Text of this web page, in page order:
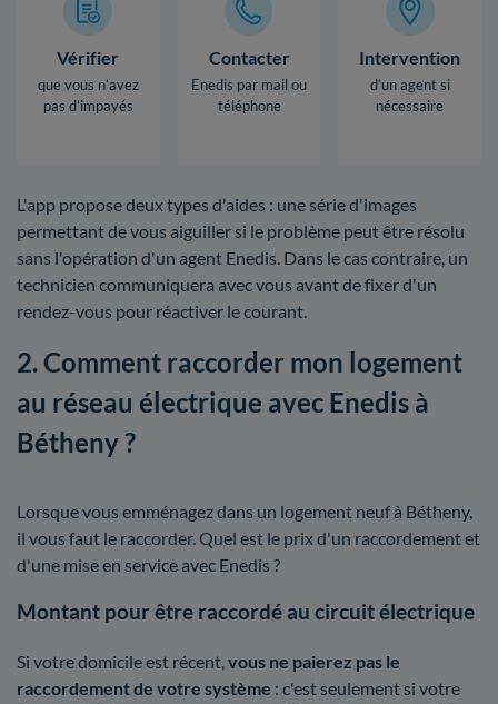
Vérifier
que vous n’avez
pas d’impayés
Contacter
Enedis par mail ou
téléphone
Intervention
d’un agent si
nécessaire
L'app propose deux types d'aides : une série d'images
permettant de vous aiguiller si le problème peut être résolu
sans l'opération d'un agent Enedis. Dans le cas contraire, un
technicien communiquera avec vous avant de fixer d'un
rendez-vous pour réactiver le courant.
2. Comment raccorder mon logement
au réseau électrique avec Enedis à
Bétheny ?
Lorsque vous emménagez dans un logement neuf à Bétheny,
il vous faut le raccorder. Quel est le prix d'un raccordement et
d'une mise en service avec Enedis ?
Montant pour être raccordé au circuit électrique
Si votre domicile est récent,vous ne paierez pas le
raccordement de votre système : c'est seulement si votre